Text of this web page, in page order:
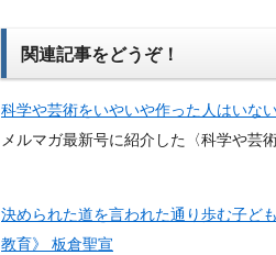
関連記事をどうぞ！
科学や芸術をいやいや作った人はいな
メルマガ最新号に紹介した〈科学や芸
決められた道を言われた通り歩む子ど
教育》 板倉聖宣